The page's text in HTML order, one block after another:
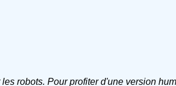
robots. Pour profiter d'une version